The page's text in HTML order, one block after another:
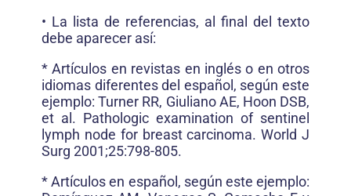
• La lista de referencias, al final del texto
debe aparecer así:
* Artículos en revistas en inglés o en otros
idiomas diferentes del español, según este
ejemplo: Turner RR, Giuliano AE, Hoon DSB,
et al. Pathologic examination of sentinel
lymph node for breast carcinoma. World J
Surg 2001;25:798-805.
* Artículos en español, según este ejemplo: